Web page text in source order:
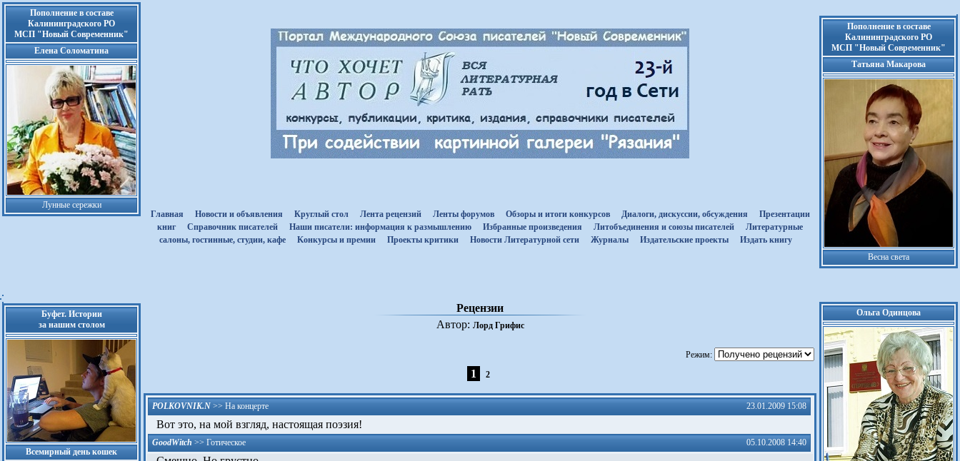
Пополнение в составе
Калининградского РО
МСП "Новый Современник"
Елена Соломатина
Лунные сережки
Главная
Новости и объявления Круглый стол Лента рецензий Ленты форумов Обзоры и итоги конкурсов Диалоги, дискуссии, обсуждения
Презентации
книг
Cправочник писателей Наши писатели: информация к размышлению Избранные произведения Литобъединения и союзы писателей
Литературные
салоны, гостинные, студии, кафе
Kонкурсы и премии Проекты критики Новости Литературной сети Журналы Издательские проекты Издать книгу
Пополнение в составе
Калининградского РО
МСП "Новый Современник"
Татьяна Макарова
Весна света
Буфет. Истории
за нашим столом
Всемирный день кошек
Рецензии
Автор: Лорд Грифис
Режим:
1 2
POLKOVNIK.N >> На концерте 23.01.2009 15:08
Вот это, на мой взгляд, настоящая поэзия!
GoodWitch >> Готическое 05.10.2008 14:40
Ольга Одинцова